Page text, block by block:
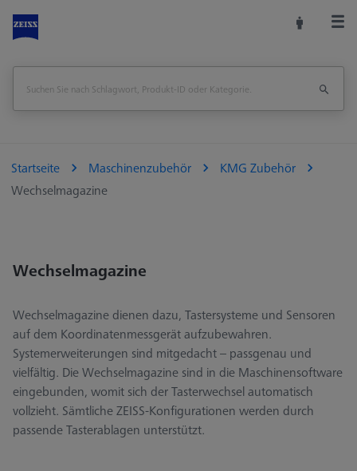
Startseite Maschinenzubehör
KMG Zubehör
Wechselmagazine
Wechselmagazine
Wechselmagazine dienen dazu, Tastersysteme und Sensoren
auf dem Koordinatenmessgerät aufzubewahren.
Systemerweiterungen sind mitgedacht – passgenau und
vielfältig. Die Wechselmagazine sind in die Maschinensoftware
eingebunden, womit sich der Tasterwechsel automatisch
vollzieht. Sämtliche ZEISS-Konfigurationen werden durch
passende Tasterablagen unterstützt.